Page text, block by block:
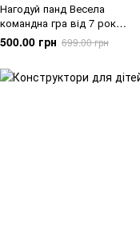
Нагодуй панд Весела
командна гра від 7 років
(GMH35)
500.00 грн 699.00 грн